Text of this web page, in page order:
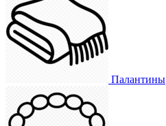
Палантины